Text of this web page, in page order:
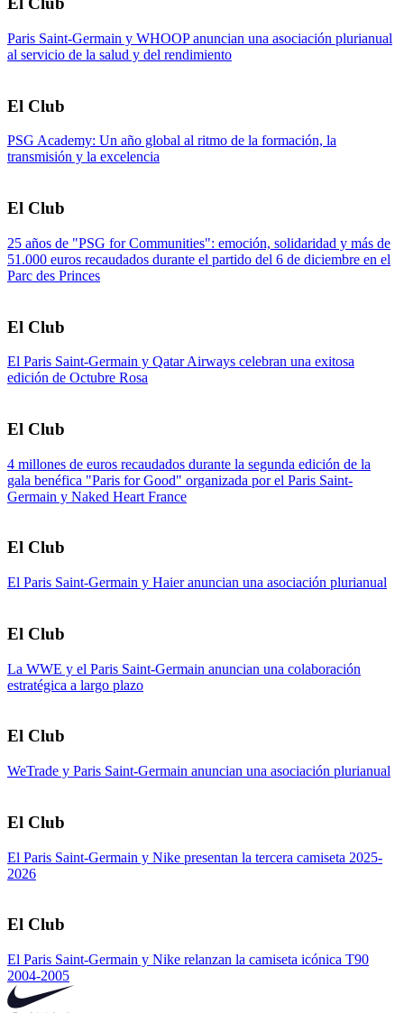
Paris Saint-Germain y WHOOP anuncian una asociación plurianual
al servicio de la salud y del rendimiento
El Club
PSG Academy: Un año global al ritmo de la formación, la
transmisión y la excelencia
El Club
25 años de "PSG for Communities": emoción, solidaridad y más de
51.000 euros recaudados durante el partido del 6 de diciembre en el
Parc des Princes
El Club
El Paris Saint-Germain y Qatar Airways celebran una exitosa
edición de Octubre Rosa
El Club
4 millones de euros recaudados durante la segunda edición de la
gala benéfica "Paris for Good" organizada por el Paris Saint-
Germain y Naked Heart France
El Club
El Paris Saint-Germain y Haier anuncian una asociación plurianual
El Club
La WWE y el Paris Saint-Germain anuncian una colaboración
estratégica a largo plazo
El Club
WeTrade y Paris Saint-Germain anuncian una asociación plurianual
El Club
El Paris Saint-Germain y Nike presentan la tercera camiseta 2025-
2026
El Club
El Paris Saint-Germain y Nike relanzan la camiseta icónica T90
2004-2005